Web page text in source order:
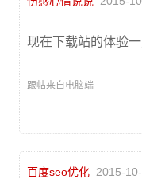
现在下载站的体验
跟帖来自电脑端
百度seo优化 2015-